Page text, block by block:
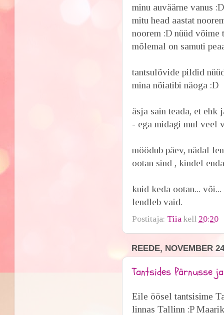
minu auväärne vanus
mitu head aastat
noorem :D nüüd
mõlemal on samuti
tantsulõvide pildid
mina nõiatibi näoga :D
äsja sain teada, et ehk
- ega midagi mul veel
möödub päev, nädal
ootan sind , kindel
kuid keda ootan...
lendleb vaid.
Postitaja: Tiia kell 20:20
REEDE, NOVEMBER
Tantsides Pärnusse
Eile öösel tantsisime
linnas Tallinn :P